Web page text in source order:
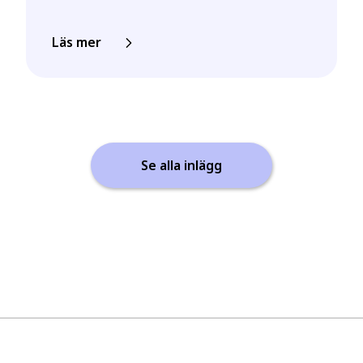
Läs mer
Se alla inlägg